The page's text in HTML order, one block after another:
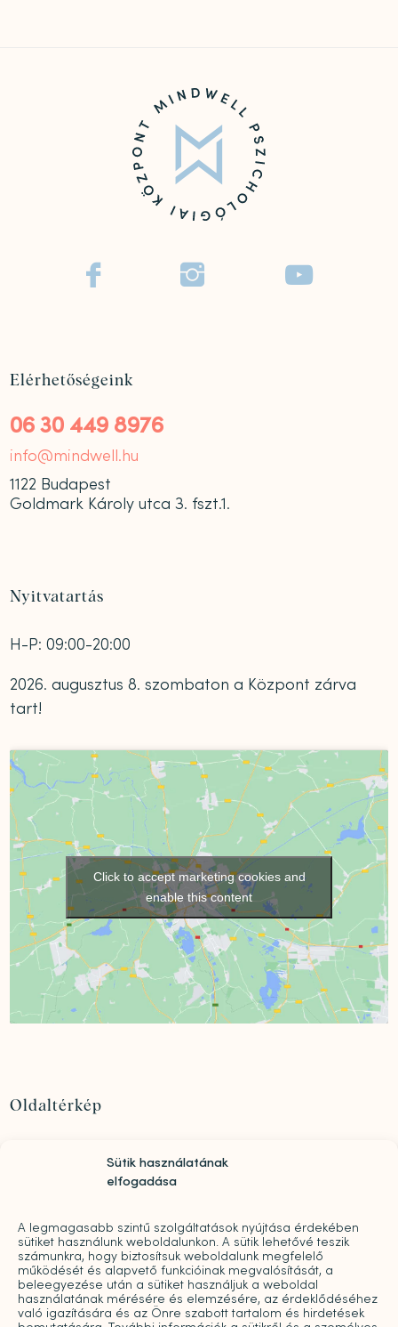
Sütik használatának
elfogadása
A legmagasabb szintű szolgáltatások nyújtása érdekében
sütiket használunk weboldalunkon. A sütik lehetővé teszik
számunkra, hogy biztosítsuk weboldalunk megfelelő
működését és alapvető funkcióinak megvalósítását, a
beleegyezése után a sütiket használjuk a weboldal
használatának mérésére és elemzésére, az érdeklődéséhez
való igazítására és az Önre szabott tartalom és hirdetések
  
Elérhetőségeink
06 30 449 8976
info@mindwell.hu
1122 Budapest
Goldmark Károly utca 3. fszt.1.
Nyitvatartás
H-P: 09:00-20:00
2026. augusztus 8. szombaton a Központ zárva
tart!
Click to accept marketing cookies and
enable this content
Oldaltérkép
díjazására
Sajtó
Pro bono
Árak
Kapcsolat